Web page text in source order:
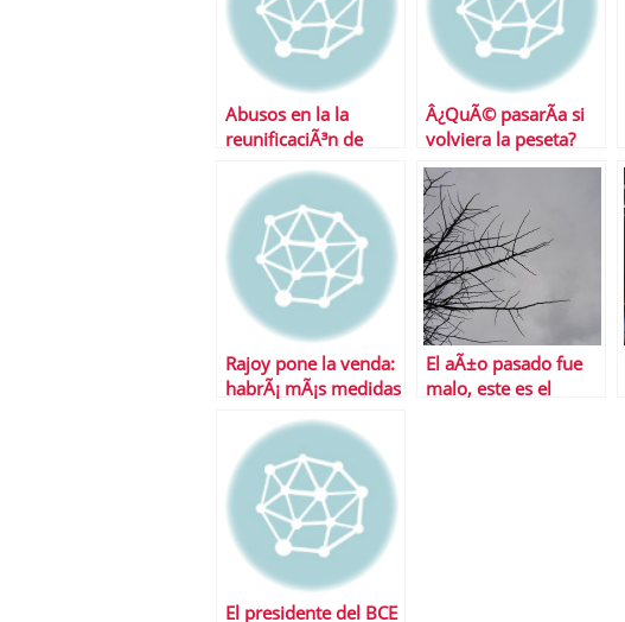
Abusos en la la
reunificaciÃ³n de
Â¿QuÃ© pasarÃ­a si
volviera la peseta?
Rajoy pone la venda:
habrÃ¡ mÃ¡s medidas
El aÃ±o pasado fue
malo, este es el
El presidente del BCE